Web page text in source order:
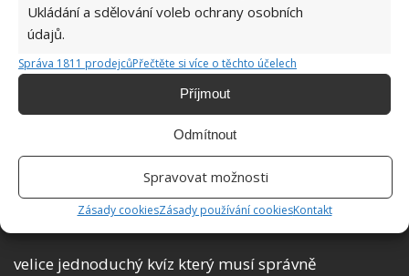
Ukládání a sdělování voleb ochrany osobních
údajů.
Správa 1811 prodejcůPřečtěte si více o těchto účelech
Příjmout
Odmítnout
Spravovat možnosti
Zásady cookiesZásady používání cookiesKontakt
maarcy
23.6.2026 V 13:04
Komunismus? To je kvíz z poměrů v severní Koreji?
Josef
velice jednoduchý kvíz který musí správně